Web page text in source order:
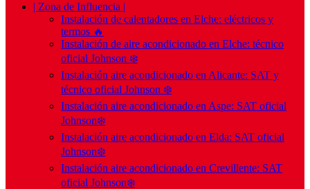
| Zona de Influencia |
Instalación de calentadores en Elche: eléctricos y
termos 🔥
Instalación de aire acondicionado en Elche: técnico
oficial Johnson ❄️
Instalación aire acondicionado en Alicante: SAT y
técnico oficial Johnson ❄️
Instalación aire acondicionado en Aspe: SAT oficial
Johnson❄️
Instalación aire acondicionado en Elda: SAT oficial
Johnson❄️
Instalación aire acondicionado en Crevillente: SAT
oficial Johnson❄️